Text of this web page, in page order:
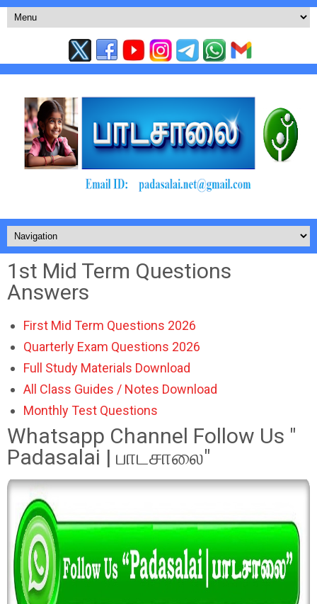
1st Mid Term Questions
Answers
First Mid Term Questions 2026
Quarterly Exam Questions 2026
Full Study Materials Download
All Class Guides / Notes Download
Monthly Test Questions
Whatsapp Channel Follow Us "
Padasalai | பாடசாலை"